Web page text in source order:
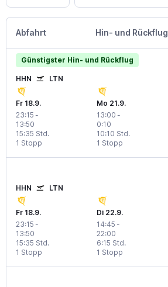
Abfahrt Hin- und Rückflug
Günstigster Hin- und Rückflug
HHN LTN
Fr 18.9.
23:15 -
13:50
1 Stopp
15:35 Std.
Mo 21.9.
13:00 -
0:10
1 Stopp
10:10 Std.
HHN LTN
Fr 18.9.
23:15 -
13:50
1 Stopp
15:35 Std.
Di 22.9.
14:45 -
22:00
1 Stopp
6:15 Std.